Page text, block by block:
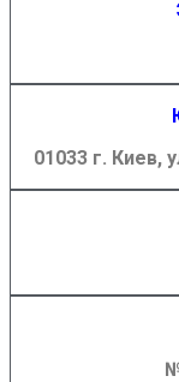
01033 г. Киев,